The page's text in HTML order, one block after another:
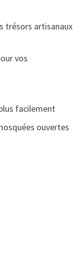
trésors artisanaux
vos
facilement
ouvertes